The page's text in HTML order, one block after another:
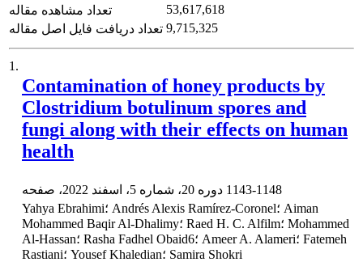
تعداد مشاهده مقاله
53,617,618
تعداد دریافت فایل اصل مقاله 9,715,325
1.
Contamination of honey products by
Clostridium botulinum spores and
fungi along with their effects on human
health
1143-1148
Yahya Ebrahimi؛ Andrés Alexis Ramírez-Coronel؛ Aiman
Mohammed Baqir Al-Dhalimy؛ Raed H. C. Alfilm؛ Mohammed
Al-Hassan؛ Rasha Fadhel Obaid6؛ Ameer A. Alameri؛ Fatemeh
Rastiani؛ Yousef Khaledian؛ Samira Shokri